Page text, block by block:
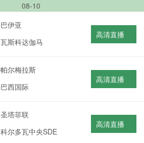
08-10
巴伊亚
瓦斯科达伽马
高清直播
帕尔梅拉斯
巴西国际
高清直播
圣塔菲联
科尔多瓦中央SDE
高清直播